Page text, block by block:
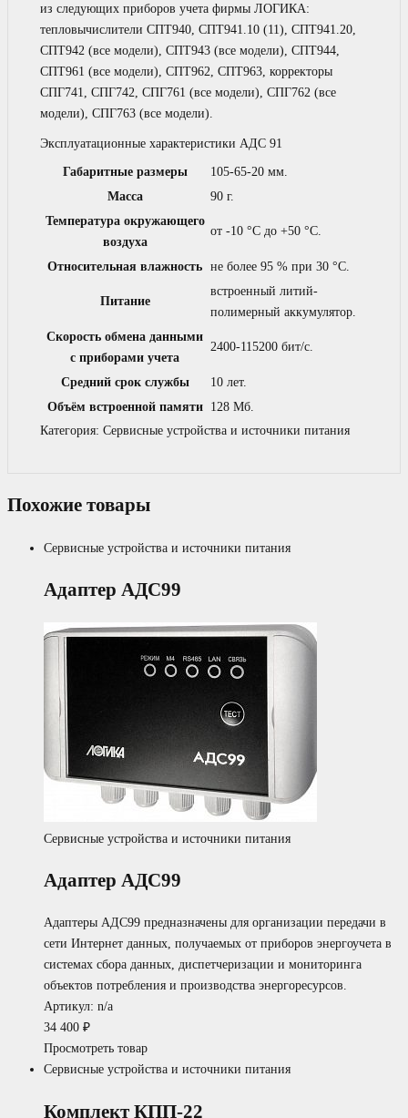
из следующих приборов учета фирмы ЛОГИКА:
тепловычислители СПТ940, СПТ941.10 (11), СПТ941.20,
СПТ942 (все модели), СПТ943 (все модели), СПТ944,
СПТ961 (все модели), СПТ962, СПТ963, корректоры
СПГ741, СПГ742, СПГ761 (все модели), СПГ762 (все
модели), СПГ763 (все модели).
Эксплуатационные характеристики АДС 91
Габаритные размеры
105-65-20 мм.
Масса
90 г.
Температура окружающего
воздуха
от -10 °С до +50 °С.
Относительная влажность не более 95 % при 30 °С.
Питание
встроенный литий-
полимерный аккумулятор.
Скорость обмена данными
с приборами учета
2400-115200 бит/с.
Средний срок службы
10 лет.
Объём встроенной памяти
128 Мб.
Категория: Сервисные устройства и источники питания
Похожие товары
Сервисные устройства и источники питания
Адаптер АДС99
Сервисные устройства и источники питания
Адаптер АДС99
Адаптеры АДС99 предназначены для организации передачи в
сети Интернет данных, получаемых от приборов энергоучета в
системах сбора данных, диспетчеризации и мониторинга
объектов потребления и производства энергоресурсов.
Артикул: n/a
34 400 ₽
Просмотреть товар
Сервисные устройства и источники питания
Комплект КПП-22